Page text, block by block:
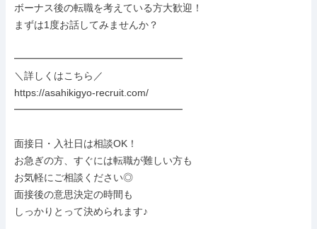
ボーナス後の転職を考えている方大歓迎！
まずは1度お話してみませんか？
━━━━━━━━━━━━━━━━━
＼詳しくはこちら／
https://asahikigyo-recruit.com/
━━━━━━━━━━━━━━━━━
面接日・入社日は相談OK！
お急ぎの方、すぐには転職が難しい方も
お気軽にご相談ください◎
面接後の意思決定の時間も
しっかりとって決められます♪